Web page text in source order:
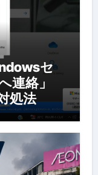
セ
連絡」
処法